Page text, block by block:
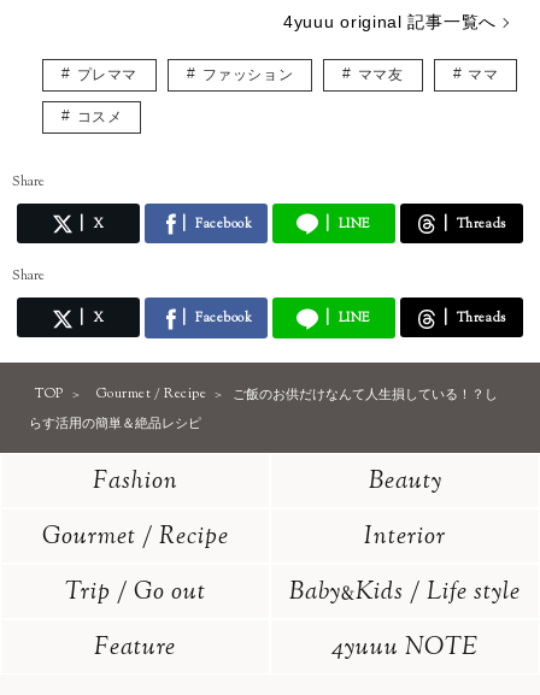
4yuuu original 記事一覧へ
プレママ ファッション ママ友 ママ
コスメ
Share
X Facebook LINE Threads
Share
X Facebook LINE Threads
TOP Gourmet / Recipe
ご飯のお供だけなんて人生損している！？し
らす活用の簡単＆絶品レシピ
Fashion
Beauty
Gourmet / Recipe
Interior
Trip / Go out
Baby&Kids / Life style
Feature
4yuuu NOTE